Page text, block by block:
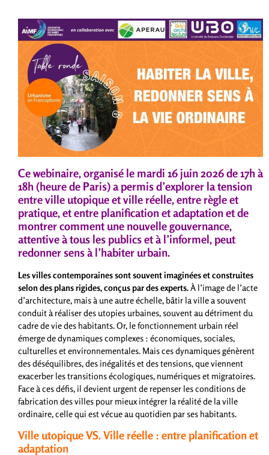
Ce webinaire, organisé le mardi 16 juin 2026 de 17h à
18h (heure de Paris) a permis d’explorer la tension
entre ville utopique et ville réelle, entre règle et
pratique, et entre planification et adaptation et de
montrer comment une nouvelle gouvernance,
attentive à tous les publics et à l’informel, peut
redonner sens à l’habiter urbain.
Les villes contemporaines sont souvent imaginées et construites
selon des plans rigides, conçus par des experts.À l’image de l’acte
d’architecture, mais à une autre échelle, bâtir la ville a souvent
conduit à réaliser des utopies urbaines, souvent au détriment du
cadre de vie des habitants. Or, le fonctionnement urbain réel
émerge de dynamiques complexes : économiques, sociales,
culturelles et environnementales. Mais ces dynamiques génèrent
des déséquilibres, des inégalités et des tensions, que viennent
exacerber les transitions écologiques, numériques et migratoires.
Face à ces défis, il devient urgent de repenser les conditions de
fabrication des villes pour mieux intégrer la réalité de la ville
ordinaire, celle qui est vécue au quotidien par ses habitants.
Ville utopique VS. Ville réelle : entre planification et
adaptation